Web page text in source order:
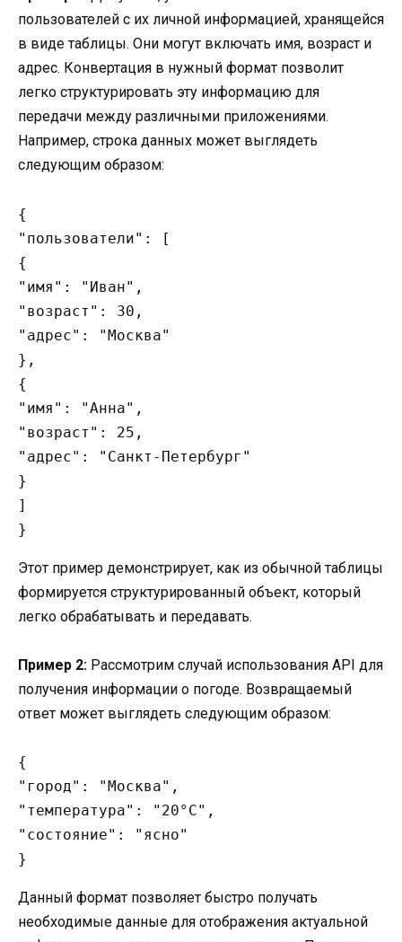
пользователей с их личной информацией, хранящейся
в виде таблицы. Они могут включать имя, возраст и
адрес. Конвертация в нужный формат позволит
легко структурировать эту информацию для
передачи между различными приложениями.
Например, строка данных может выглядеть
следующим образом:
{
"пользователи": [
{
"имя": "Иван",
"возраст": 30,
"адрес": "Москва"
},
{
"имя": "Анна",
"возраст": 25,
"адрес": "Санкт-Петербург"
}
]
Этот пример демонстрирует, как из обычной таблицы
формируется структурированный объект, который
легко обрабатывать и передавать.
Пример 2: Рассмотрим случай использования API для
получения информации о погоде. Возвращаемый
ответ может выглядеть следующим образом:
{
"город": "Москва",
"температура": "20°C",
"состояние": "ясно"
Данный формат позволяет быстро получать
необходимые данные для отображения актуальной